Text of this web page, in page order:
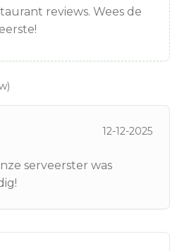
reviews. Wees de
eerste!
)
12-12-2025
serveerster was